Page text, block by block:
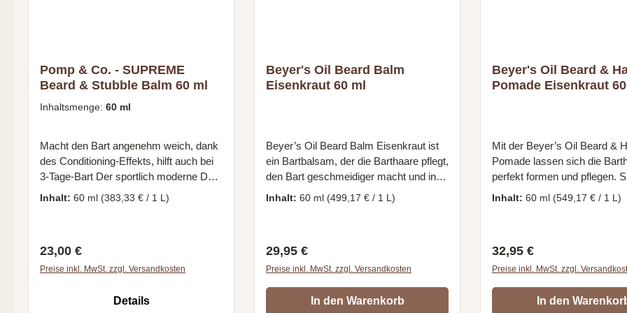
Pomp & Co. - SUPREME
Beard & Stubble Balm 60 ml
Inhaltsmenge: 60 ml
Macht den Bart angenehm weich, dank
des Conditioning-Effekts, hilft auch bei
3-Tage-Bart Der sportlich moderne Duft
des Bartbalsams wirkt wie ein Eau de
Cologne für die Haare Wirkt
Leave-in Conditioner für längere Haare
verwendet werden Die Rezeptur enthält
natives Olivenöl Nicht fettend, mattes
Inhalt: 60 ml (383,33 € / 1 L)
Regulärer Preis:
23,00 €
Preise inkl. MwSt. zzgl. Versandkosten
Details
Beyer's Oil Beard Balm
Eisenkraut 60 ml
Beyer’s Oil Beard Balm Eisenkraut ist
ein Bartbalsam, der die Barthaare pflegt,
den Bart geschmeidiger macht und in
Form bringt. Der Bart fühlt sich weicher
an und kratzt weniger. Außerdem wird
Dadurch juckt und schuppt die Haut
weniger. Der Bart behält durch den
stehen weniger Haare ab. Alle
Inhalt: 60 ml (499,17 € / 1 L)
Regulärer Preis:
29,95 €
Preise inkl. MwSt. zzgl. Versandkosten
In den Warenkorb
Beyer's Oil Beard &
Pomade Eisenkraut 60
Mit der Beyer’s Oil Beard &
Pomade lassen sich die
perfekt formen und pflegen.
100% natürlich, die Basis von
Wollwachs und Bienenwachs
Die Barthaare werden
stehen nicht mehr ab. Die
Pflege der Kopfhaare verwenden.
Inhalt: 60 ml (549,17 € / 1 L)
Regulärer Preis:
32,95 €
Preise inkl. MwSt. zzgl.
In den